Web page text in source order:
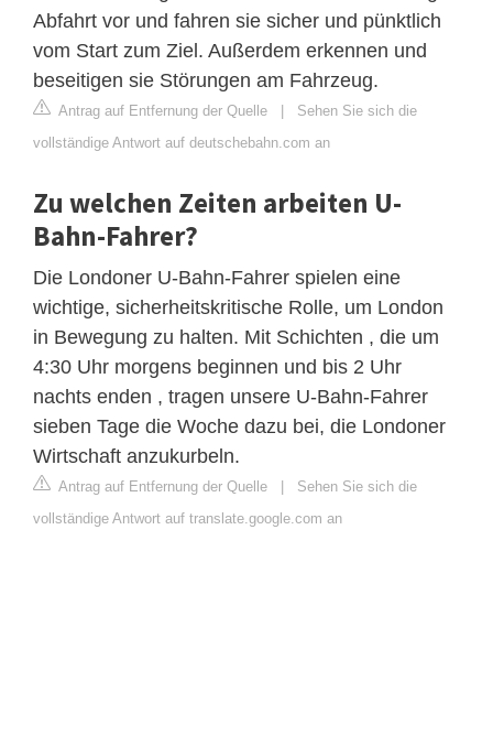
Abfahrt vor und fahren sie sicher und pünktlich
vom Start zum Ziel. Außerdem erkennen und
beseitigen sie Störungen am Fahrzeug.
Antrag auf Entfernung der Quelle | Sehen Sie sich die
vollständige Antwort auf deutschebahn.com an
Zu welchen Zeiten arbeiten U-
Bahn-Fahrer?
Die Londoner U-Bahn-Fahrer spielen eine
wichtige, sicherheitskritische Rolle, um London
in Bewegung zu halten. Mit Schichten , die um
4:30 Uhr morgens beginnen und bis 2 Uhr
nachts enden , tragen unsere U-Bahn-Fahrer
sieben Tage die Woche dazu bei, die Londoner
Wirtschaft anzukurbeln.
Antrag auf Entfernung der Quelle | Sehen Sie sich die
vollständige Antwort auf translate.google.com an